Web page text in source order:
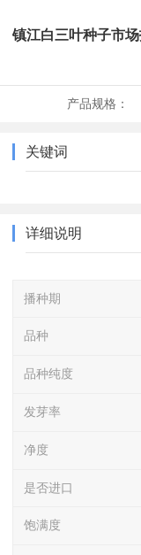
镇江白三叶种子市
产品规格：
关键词
详细说明
播种期
品种
品种纯度
发芽率
净度
是否进口
饱满度